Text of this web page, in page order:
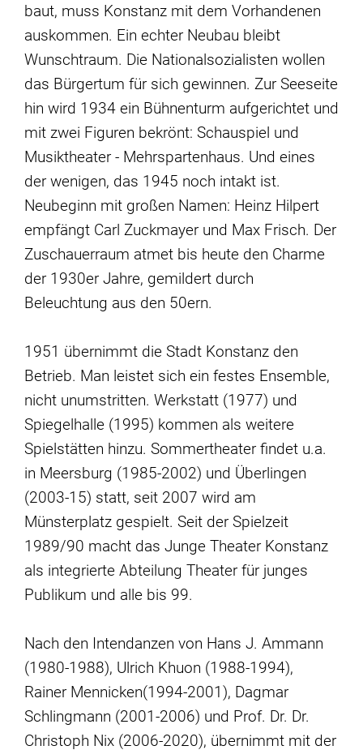
baut, muss Konstanz mit dem Vorhandenen
auskommen. Ein echter Neubau bleibt
Wunschtraum. Die Nationalsozialisten wollen
das Bürgertum für sich gewinnen. Zur Seeseite
hin wird 1934 ein Bühnenturm aufgerichtet und
mit zwei Figuren bekrönt: Schauspiel und
Musiktheater - Mehrspartenhaus. Und eines
der wenigen, das 1945 noch intakt ist.
Neubeginn mit großen Namen: Heinz Hilpert
empfängt Carl Zuckmayer und Max Frisch. Der
Zuschauerraum atmet bis heute den Charme
der 1930er Jahre, gemildert durch
Beleuchtung aus den 50ern.
1951 übernimmt die Stadt Konstanz den
Betrieb. Man leistet sich ein festes Ensemble,
nicht unumstritten. Werkstatt (1977) und
Spiegelhalle (1995) kommen als weitere
Spielstätten hinzu. Sommertheater findet u.a.
in Meersburg (1985-2002) und Überlingen
(2003-15) statt, seit 2007 wird am
Münsterplatz gespielt. Seit der Spielzeit
1989/90 macht das Junge Theater Konstanz
als integrierte Abteilung Theater für junges
Publikum und alle bis 99.
Nach den Intendanzen von Hans J. Ammann
(1980-1988), Ulrich Khuon (1988-1994),
Rainer Mennicken(1994-2001), Dagmar
Schlingmann (2001-2006) und Prof. Dr. Dr.
Christoph Nix (2006-2020), übernimmt mit der